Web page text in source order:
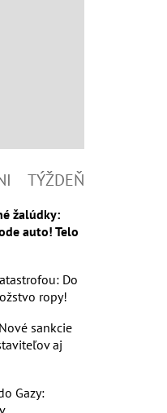
TÝŽDEŇ
žalúdky:
auto! Telo
Do
ropy!
sankcie
aj
Gazy: